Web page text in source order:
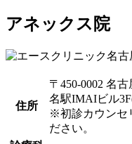
アネックス院
住所
〒450-0002 名
名駅IMAIビル
※初診カウンセ
ださい。